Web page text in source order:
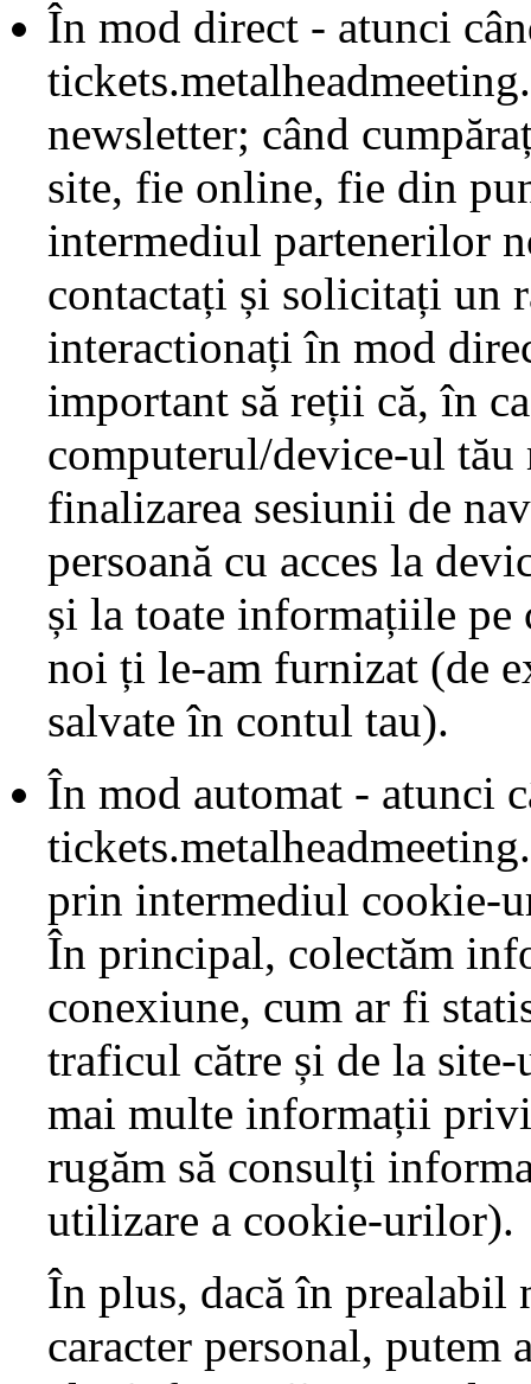
În mod direct - atunci
newsletter; când
site, fie online, fie din
intermediul partenerilor
contactați și solicitați un
interactionați în mod
important să reții că, în
computerul/device-ul
finalizarea sesiunii de
persoană cu acces la
și la toate informațiile pe
noi ți le-am furnizat (de
salvate în contul tau).
În mod automat - atunci
prin intermediul cookie-
În principal, colectăm
conexiune, cum ar fi
traficul către și de la
mai multe informații
rugăm să consulți
utilizare a cookie-urilor).
În plus, dacă în
caracter personal, putem